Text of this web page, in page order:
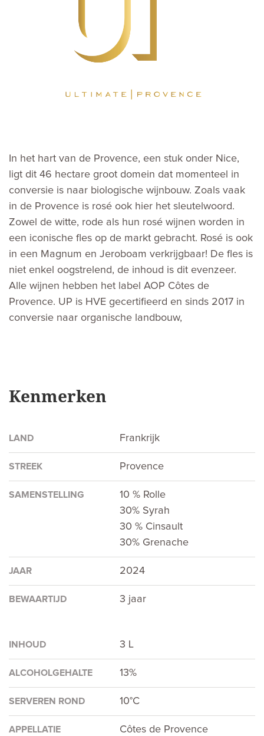
In het hart van de Provence, een stuk onder Nice,
ligt dit 46 hectare groot domein dat momenteel in
conversie is naar biologische wijnbouw. Zoals vaak
in de Provence is rosé ook hier het sleutelwoord.
Zowel de witte, rode als hun rosé wijnen worden in
een iconische fles op de markt gebracht. Rosé is ook
in een Magnum en Jeroboam verkrijgbaar! De fles is
niet enkel oogstrelend, de inhoud is dit evenzeer.
Alle wijnen hebben het label AOP Côtes de
Provence. UP is HVE gecertifieerd en sinds 2017 in
conversie naar organische landbouw,
Kenmerken
LAND Frankrijk
STREEK Provence
SAMENSTELLING
10 % Rolle
30% Syrah
30 % Cinsault
30% Grenache
JAAR 2024
BEWAARTIJD 3 jaar
INHOUD 3 L
ALCOHOLGEHALTE 13%
SERVEREN ROND 10°C
APPELLATIE Côtes de Provence